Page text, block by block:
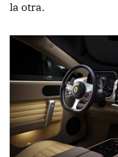
la otra.